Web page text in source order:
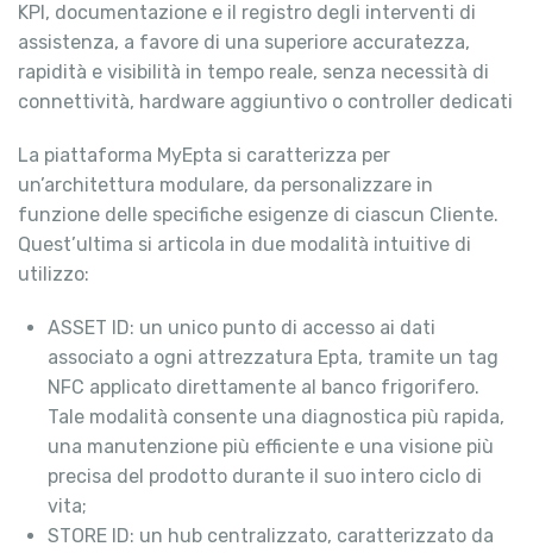
KPI, documentazione e il registro degli interventi di
assistenza, a favore di una superiore accuratezza,
rapidità e visibilità in tempo reale, senza necessità di
connettività, hardware aggiuntivo o controller dedicati
La piattaforma MyEpta si caratterizza per
un’architettura modulare, da personalizzare in
funzione delle specifiche esigenze di ciascun Cliente.
Quest’ultima si articola in due modalità intuitive di
utilizzo:
ASSET ID: un unico punto di accesso ai dati
associato a ogni attrezzatura Epta, tramite un tag
NFC applicato direttamente al banco frigorifero.
Tale modalità consente una diagnostica più rapida,
una manutenzione più efficiente e una visione più
precisa del prodotto durante il suo intero ciclo di
vita;
STORE ID: un hub centralizzato, caratterizzato da